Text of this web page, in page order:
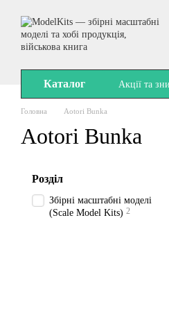
Каталог Акції та
Головна Aotori Bunka
Aotori Bunka
Розділ
Збірні масштабні моделі
(Scale Model Kits) 2